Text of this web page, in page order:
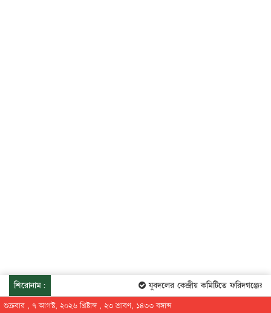
শিরোনাম: যুবদলের কেন্দ্রীয় কমিটিতে ফরিদগঞ্জের
শুক্রবার , ৭ আগস্ট, ২০২৬ খ্রিষ্টাব্দ , ২৩ শ্রাবণ, ১৪৩৩ বঙ্গাব্দ